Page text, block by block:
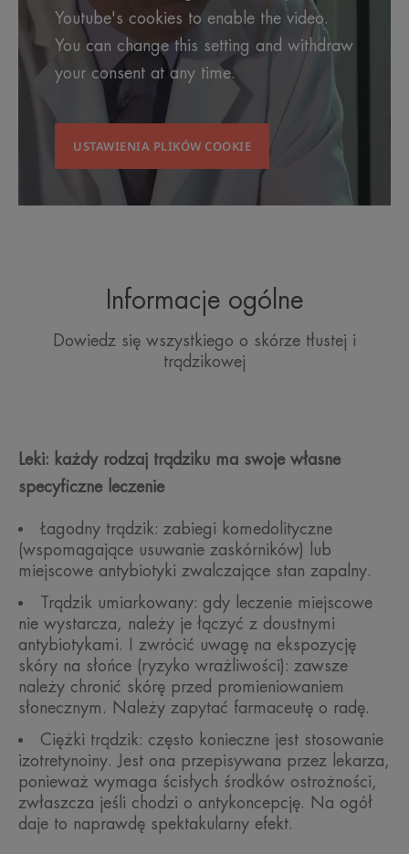
Youtube's cookies to enable the video.
You can change this setting and withdraw
your consent at any time.
USTAWIENIA PLIKÓW COOKIE
Informacje ogólne
Dowiedz się wszystkiego o skórze tłustej i
trądzikowej
Leki: każdy rodzaj trądziku ma swoje własne
specyficzne leczenie
Łagodny trądzik: zabiegi komedolityczne
(wspomagające usuwanie zaskórników) lub
miejscowe antybiotyki zwalczające stan zapalny.
Trądzik umiarkowany: gdy leczenie miejscowe
nie wystarcza, należy je łączyć z doustnymi
antybiotykami. I zwrócić uwagę na ekspozycję
skóry na słońce (ryzyko wrażliwości): zawsze
należy chronić skórę przed promieniowaniem
słonecznym. Należy zapytać farmaceutę o radę.
Ciężki trądzik: często konieczne jest stosowanie
izotretynoiny. Jest ona przepisywana przez lekarza,
ponieważ wymaga ścisłych środków ostrożności,
zwłaszcza jeśli chodzi o antykoncepcję. Na ogół
daje to naprawdę spektakularny efekt.